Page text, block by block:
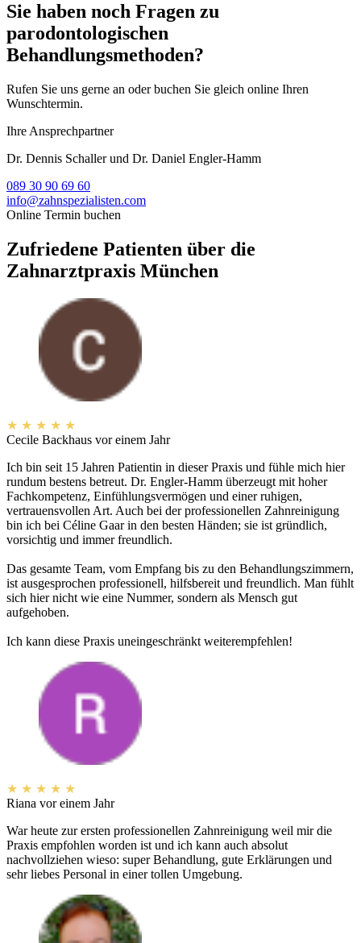
Sie haben noch Fragen zu
parodontologischen
Behandlungsmethoden?
Rufen Sie uns gerne an oder buchen Sie gleich online Ihren
Wunschtermin.
Ihre Ansprechpartner
Dr. Dennis Schaller und Dr. Daniel Engler-Hamm
089 30 90 69 60
info@zahnspezialisten.com
Online Termin buchen
Zufriedene Patienten über die
Zahnarztpraxis München
★ ★ ★ ★ ★
Cecile Backhaus vor einem Jahr
Ich bin seit 15 Jahren Patientin in dieser Praxis und fühle mich hier
rundum bestens betreut. Dr. Engler-Hamm überzeugt mit hoher
Fachkompetenz, Einfühlungsvermögen und einer ruhigen,
vertrauensvollen Art. Auch bei der professionellen Zahnreinigung
bin ich bei Céline Gaar in den besten Händen; sie ist gründlich,
vorsichtig und immer freundlich.
Das gesamte Team, vom Empfang bis zu den Behandlungszimmern,
ist ausgesprochen professionell, hilfsbereit und freundlich. Man fühlt
sich hier nicht wie eine Nummer, sondern als Mensch gut
aufgehoben.
Ich kann diese Praxis uneingeschränkt weiterempfehlen!
★ ★ ★ ★ ★
Riana vor einem Jahr
War heute zur ersten professionellen Zahnreinigung weil mir die
Praxis empfohlen worden ist und ich kann auch absolut
nachvollziehen wieso: super Behandlung, gute Erklärungen und
sehr liebes Personal in einer tollen Umgebung.